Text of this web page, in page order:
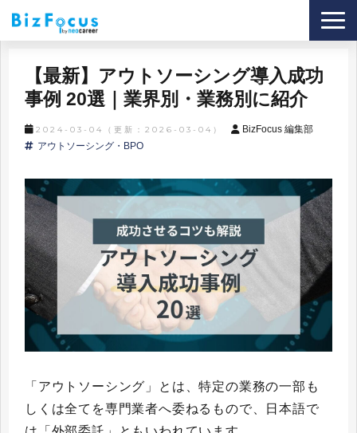
サービス
ブログ
資料ダウンロード
【最新】アウトソーシング導入成功
事例 20選｜業界別・業務別に紹介
2024-03-04 （更新： 2026-03-04 ）
BizFocus 編集部
アウトソーシング・BPO
「アウトソーシング」とは、特定の業務の一部も
しくは全てを専門業者へ委ねるもので、日本語で